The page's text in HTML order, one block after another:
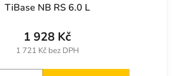
TiBase NB RS 6.0 L
1 721 Kč bez DPH
1 928 Kč